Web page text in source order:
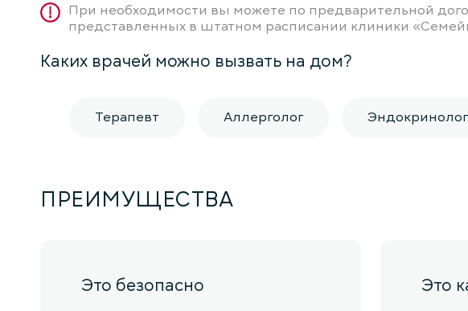
При необходимости вы можете по предварительной
представленных в штатном расписании клиники
Каких врачей можно вызвать на дом?
Терапевт Аллерголог Эндокринолог
ПРЕИМУЩЕСТВА
Это безопасно Это